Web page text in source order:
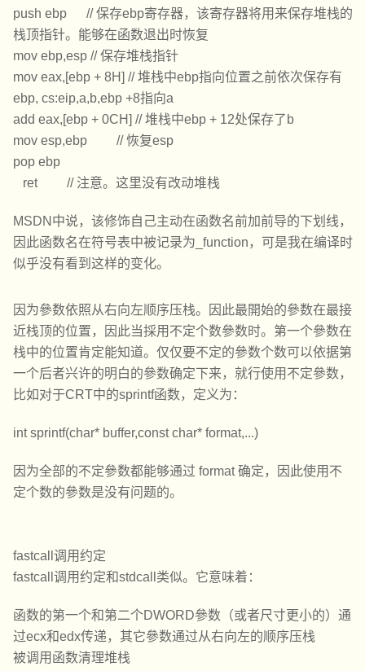
push ebp // 保存ebp寄存器，该寄存器将用来保存堆栈的
栈顶指针。能够在函数退出时恢复
mov ebp,esp // 保存堆栈指针
mov eax,[ebp + 8H] // 堆栈中ebp指向位置之前依次保存有
ebp, cs:eip,a,b,ebp +8指向a
add eax,[ebp + 0CH] // 堆栈中ebp + 12处保存了b
mov esp,ebp // 恢复esp
pop ebp
ret // 注意。这里没有改动堆栈
MSDN中说，该修饰自己主动在函数名前加前导的下划线，
因此函数名在符号表中被记录为_function，可是我在编译时
似乎没有看到这样的变化。
因为參数依照从右向左顺序压栈。因此最開始的參数在最接
近栈顶的位置，因此当採用不定个数參数时。第一个參数在
栈中的位置肯定能知道。仅仅要不定的參数个数可以依据第
一个后者兴许的明白的參数确定下来，就行使用不定參数，
比如对于CRT中的sprintf函数，定义为：
int sprintf(char* buffer,const char* format,...)
因为全部的不定參数都能够通过 format 确定，因此使用不
定个数的參数是没有问题的。
fastcall调用约定
fastcall调用约定和stdcall类似。它意味着：
函数的第一个和第二个DWORD參数（或者尺寸更小的）通
过ecx和edx传递，其它參数通过从右向左的顺序压栈
被调用函数清理堆栈